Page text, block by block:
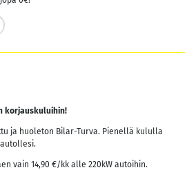
korjauskuluihin!
ja huoleton Bilar-Turva. Pienellä kululla
vain 14,90 €/kk alle 220kW autoihin.